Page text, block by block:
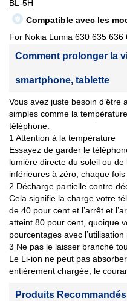
BL-5H
Compatible avec les
For Nokia Lumia 630 635 636
Comment prolonger la
smartphone, tablette
Vous avez juste besoin
simples comme la
téléphone.
1 Attention à la température
Essayez de garder le
lumière directe du soleil ou
inférieures à zéro, chaque fois
2 Décharge partielle contre
Cela signifie la charge votre
de 40 pour cent et l’arrêt et
atteint 80 pour cent, quoique
pourcentages avec l’utilisation
3 Ne pas le laisser branché
Le Li-ion ne peut pas
entièrement chargée, le
Produits Recommandés